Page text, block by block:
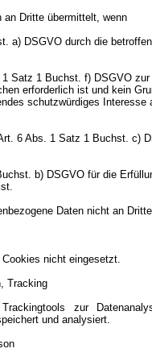
an Dritte übermittelt, wenn
a) DSGVO durch die
Satz 1 Buchst. f) DSGVO
erforderlich ist und kein
schutzwürdiges Interesse
6 Abs. 1 Satz 1 Buchst. c)
b) DSGVO für die
Daten nicht an
nicht eingesetzt.
Tracking
zur
und analysiert.